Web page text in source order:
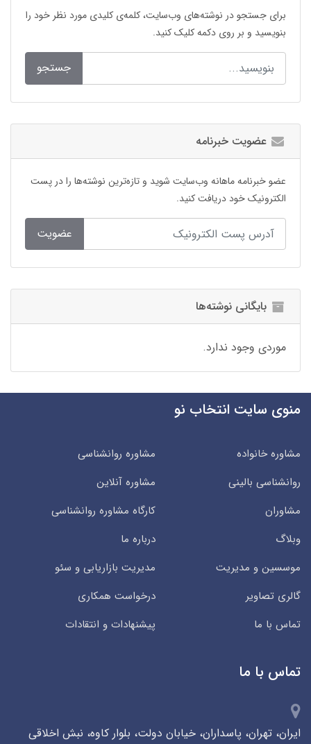
برای جستجو در نوشته‌های وب‌سایت، کلمه‌ی کلیدی مورد نظر خود را
بنویسید و بر روی دکمه کلیک کنید.
جستجو
عضویت خبرنامه
عضو خبرنامه ماهانه وب‌سایت شوید و تازه‌ترین نوشته‌ها را در پست
الکترونیک خود دریافت کنید.
عضویت
بایگانی نوشته‌ها
موردی وجود ندارد.
منوی سایت انتخاب نو
مشاوره خانواده
مشاوره روانشناسی
روانشناسی بالینی
مشاوره آنلاین
مشاوران
کارگاه مشاوره روانشناسی
وبلاگ
درباره ما
موسسین و مدیریت
مدیریت بازاریابی و سئو
گالری تصاویر
درخواست همکاری
تماس با ما
پیشنهادات و انتقادات
تماس با ما
ایران، تهران، پاسداران، خیابان دولت، بلوار کاوه، نبش اخلاقی